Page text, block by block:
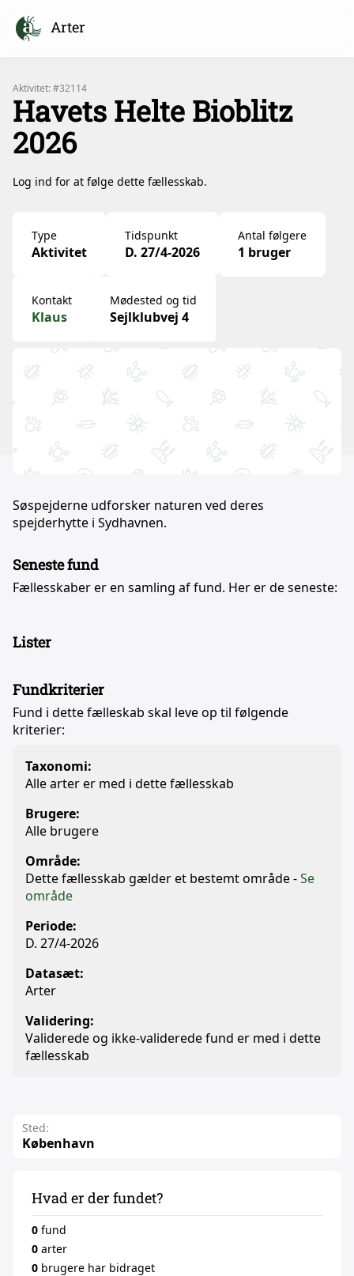
Arter
Aktivitet: #32114
Havets Helte Bioblitz
2026
Log ind for at følge dette fællesskab.
Type
Aktivitet
Tidspunkt
D. 27/4-2026
Antal følgere
1 bruger
Kontakt
Klaus
Mødested og tid
Sejlklubvej 4
Søspejderne udforsker naturen ved deres
spejderhytte i Sydhavnen.
Seneste fund
Fællesskaber er en samling af fund. Her er de seneste:
Lister
Fundkriterier
Fund i dette fælleskab skal leve op til følgende
kriterier:
Taxonomi:
Alle arter er med i dette fællesskab
Brugere:
Alle brugere
Område:
Dette fællesskab gælder et bestemt område -Se
område
Periode:
D. 27/4-2026
Datasæt:
Arter
Validering:
Validerede og ikke-validerede fund er med i dette
fællesskab
Sted:
København
Hvad er der fundet?
0 fund
0 arter
0 brugere har bidraget